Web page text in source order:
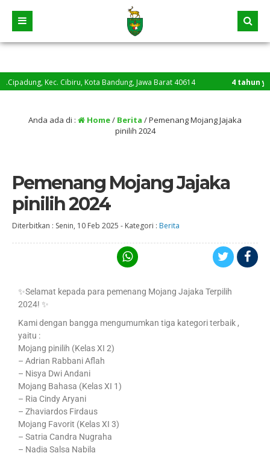
Cibiru, Kota Bandung, Jawa Barat 40614 4 tahun yang lalu/
Anda ada di : Home/ Berita /Pemenang Mojang Jajaka
pinilih 2024
Pemenang Mojang Jajaka
pinilih 2024
Diterbitkan : Senin, 10 Feb 2025 - Kategori : Berita
✨Selamat kepada para pemenang Mojang Jajaka Terpilih
2024! ✨
Kami dengan bangga mengumumkan tiga kategori terbaik ,
yaitu :
Mojang pinilih (Kelas XI 2)
– Adrian Rabbani Aflah
– Nisya Dwi Andani
Mojang Bahasa (Kelas XI 1)
– Ria Cindy Aryani
– Zhaviardos Firdaus
Mojang Favorit (Kelas XI 3)
– Satria Candra Nugraha
– Nadia Salsa Nabila